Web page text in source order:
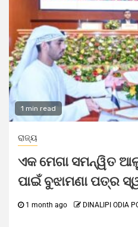
1 min read
ରାଜ୍ୟ
ଏକ ମେଗା ସମନ୍ୱିତ
ପାଇଁ ବୁଝାମଣା ପତ୍ର
1 month ago DINALIPI ODIA